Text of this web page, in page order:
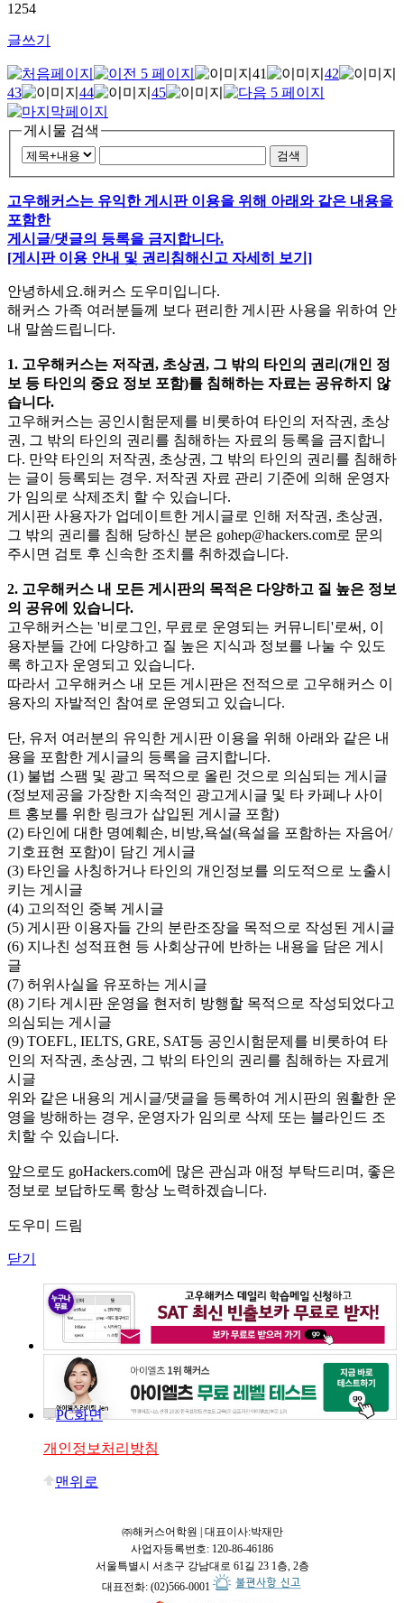
1254
글쓰기
41
42
43
44 45
게시물 검색
검색
고우해커스는 유익한 게시판 이용을 위해 아래와 같은 내용을
포함한
게시글/댓글의 등록을 금지합니다.
[게시판 이용 안내 및 권리침해신고 자세히 보기]
안녕하세요.해커스 도우미입니다.
해커스 가족 여러분들께 보다 편리한 게시판 사용을 위하여 안
내 말씀드립니다.
1. 고우해커스는 저작권, 초상권, 그 밖의 타인의 권리(개인 정
보 등 타인의 중요 정보 포함)를 침해하는 자료는 공유하지 않
습니다.
고우해커스는 공인시험문제를 비롯하여 타인의 저작권, 초상
권, 그 밖의 타인의 권리를 침해하는 자료의 등록을 금지합니
다. 만약 타인의 저작권, 초상권, 그 밖의 타인의 권리를 침해하
는 글이 등록되는 경우. 저작권 자료 관리 기준에 의해 운영자
가 임의로 삭제조치 할 수 있습니다.
게시판 사용자가 업데이트한 게시글로 인해 저작권, 초상권,
그 밖의 권리를 침해 당하신 분은 gohep@hackers.com로 문의
주시면 검토 후 신속한 조치를 취하겠습니다.
2. 고우해커스 내 모든 게시판의 목적은 다양하고 질 높은 정보
의 공유에 있습니다.
고우해커스는 '비로그인, 무료로 운영되는 커뮤니티'로써, 이
용자분들 간에 다양하고 질 높은 지식과 정보를 나눌 수 있도
록 하고자 운영되고 있습니다.
따라서 고우해커스 내 모든 게시판은 전적으로 고우해커스 이
용자의 자발적인 참여로 운영되고 있습니다.
단, 유저 여러분의 유익한 게시판 이용을 위해 아래와 같은 내
용을 포함한 게시글의 등록을 금지합니다.
(1) 불법 스팸 및 광고 목적으로 올린 것으로 의심되는 게시글
(정보제공을 가장한 지속적인 광고게시글 및 타 카페나 사이
트 홍보를 위한 링크가 삽입된 게시글 포함)
(2) 타인에 대한 명예훼손, 비방,욕설(욕설을 포함하는 자음어/
기호표현 포함)이 담긴 게시글
(3) 타인을 사칭하거나 타인의 개인정보를 의도적으로 노출시
키는 게시글
(4) 고의적인 중복 게시글
(5) 게시판 이용자들 간의 분란조장을 목적으로 작성된 게시글
(6) 지나친 성적표현 등 사회상규에 반하는 내용을 담은 게시
글
(7) 허위사실을 유포하는 게시글
(8) 기타 게시판 운영을 현저히 방행할 목적으로 작성되었다고
의심되는 게시글
(9) TOEFL, IELTS, GRE, SAT등 공인시험문제를 비롯하여 타
인의 저작권, 초상권, 그 밖의 타인의 권리를 침해하는 자료게
시글
위와 같은 내용의 게시글/댓글을 등록하여 게시판의 원활한 운
영을 방해하는 경우, 운영자가 임의로 삭제 또는 블라인드 조
치할 수 있습니다.
앞으로도 goHackers.com에 많은 관심과 애정 부탁드리며, 좋은
정보로 보답하도록 항상 노력하겠습니다.
도우미 드림
닫기
PC화면
개인정보처리방침
맨위로
㈜해커스어학원 | 대표이사:박재만
사업자등록번호: 120-86-46186
서울특별시 서초구 강남대로 61길 23 1층, 2층
대표전화: (02)566-0001